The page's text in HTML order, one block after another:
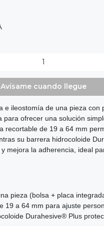
Avísame cuando llegue
e ileostomía de una pieza con
para ofrecer una solución
recortable de 19 a 64 mm
su barrera hidrocoloide
mejora la adherencia, ideal
pieza (bolsa + placa
19 a 64 mm para ajuste
Durahesive® Plus